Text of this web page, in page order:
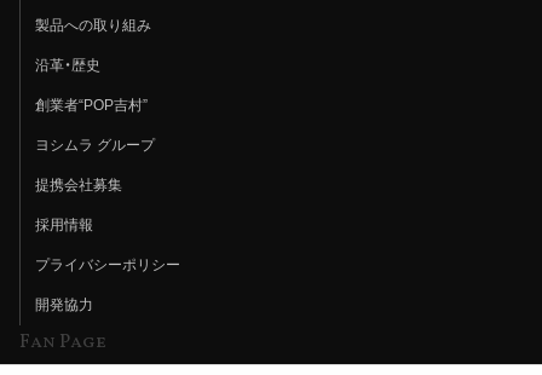
製品への取り組み
沿革・歴史
創業者“POP吉村”
ヨシムラ グループ
提携会社募集
採用情報
プライバシーポリシー
開発協力
Fan Page